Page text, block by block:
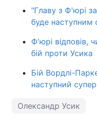
"Главу з Ф'юрі
буде наступним
Ф'юрі відповів,
бій проти Усика
Бій Вордлі-
наступний
Олександр Усик